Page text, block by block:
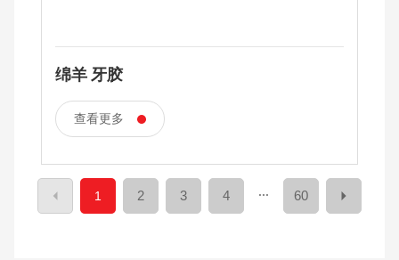
绵羊 牙胶
查看更多
1 2 3 4 ... 60